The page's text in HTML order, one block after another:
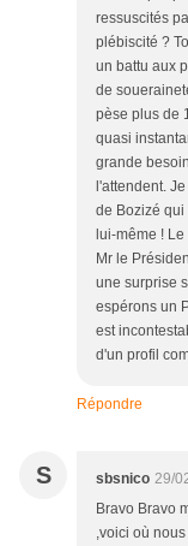
ressuscités
plébiscité ?
un battu aux
de
pèse plus de
quasi
grande
l'attendent.
de Bozizé qui
lui-même !
Mr le
une surprise
espérons un
est
d'un profil
Répondre
S sbsnico 29/
Bravo Bravo
,voici où